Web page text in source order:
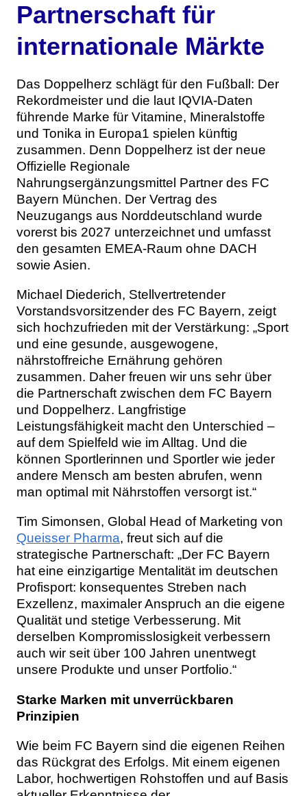
Digital Health
Personen
Abonnement
Über uns
Werben
Partnerschaft für
internationale Märkte
Das Doppelherz schlägt für den Fußball: Der
Rekordmeister und die laut IQVIA-Daten
führende Marke für Vitamine, Mineralstoffe
und Tonika in Europa1 spielen künftig
zusammen. Denn Doppelherz ist der neue
Offizielle Regionale
Nahrungsergänzungsmittel Partner des FC
Bayern München. Der Vertrag des
Neuzugangs aus Norddeutschland wurde
vorerst bis 2027 unterzeichnet und umfasst
den gesamten EMEA-Raum ohne DACH
sowie Asien.
Michael Diederich, Stellvertretender
Vorstandsvorsitzender des FC Bayern, zeigt
sich hochzufrieden mit der Verstärkung: „Sport
und eine gesunde, ausgewogene,
nährstoffreiche Ernährung gehören
zusammen. Daher freuen wir uns sehr über
die Partnerschaft zwischen dem FC Bayern
und Doppelherz. Langfristige
Leistungsfähigkeit macht den Unterschied –
auf dem Spielfeld wie im Alltag. Und die
können Sportlerinnen und Sportler wie jeder
andere Mensch am besten abrufen, wenn
man optimal mit Nährstoffen versorgt ist.“
Tim Simonsen, Global Head of Marketing von
Queisser Pharma, freut sich auf die
strategische Partnerschaft: „Der FC Bayern
hat eine einzigartige Mentalität im deutschen
Profisport: konsequentes Streben nach
Exzellenz, maximaler Anspruch an die eigene
Qualität und stetige Verbesserung. Mit
derselben Kompromisslosigkeit verbessern
auch wir seit über 100 Jahren unentwegt
unsere Produkte und unser Portfolio.“
Starke Marken mit unverrückbaren
Prinzipien
Wie beim FC Bayern sind die eigenen Reihen
das Rückgrat des Erfolgs. Mit einem eigenen
Labor, hochwertigen Rohstoffen und auf Basis